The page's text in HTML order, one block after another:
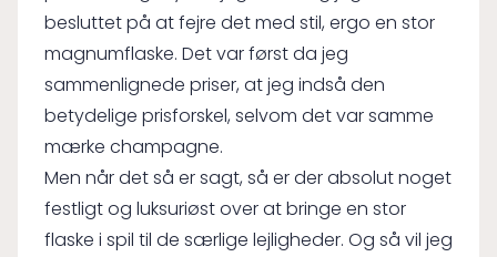
besluttet på at fejre det med stil, ergo en stor
magnumflaske. Det var først da jeg
sammenlignede priser, at jeg indså den
betydelige prisforskel, selvom det var samme
mærke champagne.
Men når det så er sagt, så er der absolut noget
festligt og luksuriøst over at bringe en stor
flaske i spil til de særlige lejligheder. Og så vil jeg